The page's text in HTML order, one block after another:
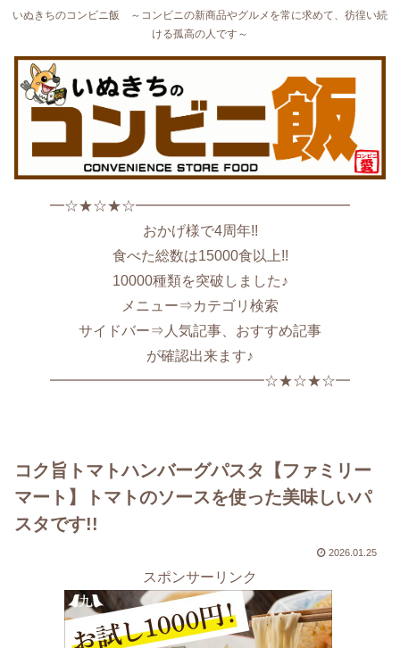
いぬきちのコンビニ飯 ～コンビニの新商品やグルメを常に求めて、彷徨い続
ける孤高の人です～
━☆★☆★☆━━━━━━━━━━━━━━━
おかげ様で4周年!!
食べた総数は15000食以上!!
10000種類を突破しました♪
メニュー⇒カテゴリ検索
サイドバー⇒人気記事、おすすめ記事
が確認出来ます♪
━━━━━━━━━━━━━━━☆★☆★☆━
コク旨トマトハンバーグパスタ【ファミリー
マート】トマトのソースを使った美味しいパ
スタです!!
2026.01.25
スポンサーリンク